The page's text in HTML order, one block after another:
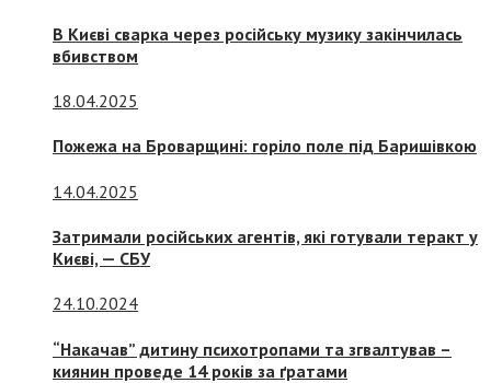
В Києві сварка через російську музику закінчилась
вбивством
18.04.2025
Пожежа на Броварщині: горіло поле під Баришівкою
14.04.2025
Затримали російських агентів, які готували теракт у
Києві, — СБУ
24.10.2024
“Накачав” дитину психотропами та згвалтував –
киянин проведе 14 років за ґратами